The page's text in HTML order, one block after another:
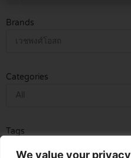
We value your privacy
Brands
เวชพงศ์โอสถ
Categories
All
Tags
All